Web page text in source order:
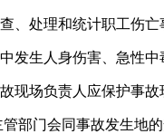
、处理和统计职工伤
发生人身伤害、急性
现场负责人应保护事
部门会同事故发生地